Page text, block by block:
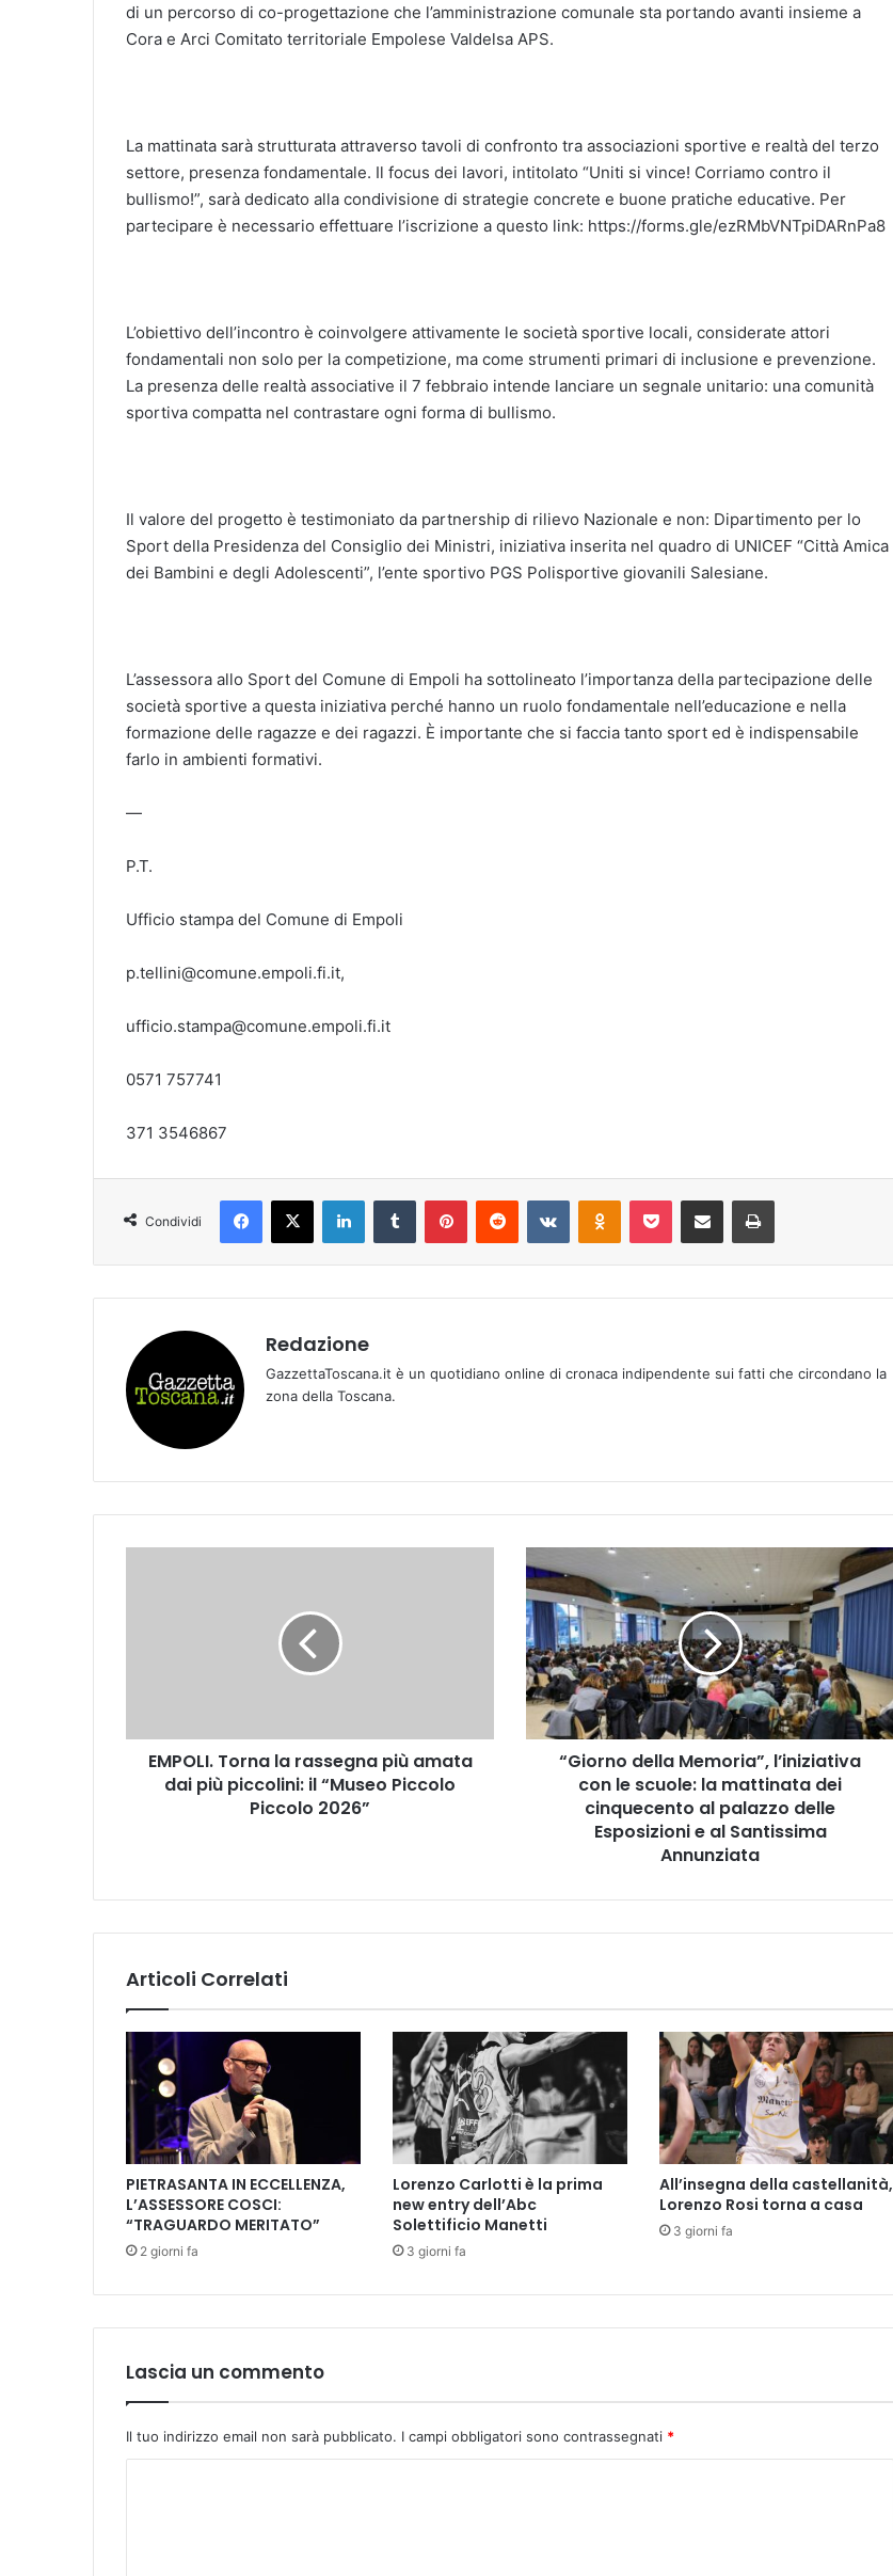
di un percorso di co-progettazione che l’amministrazione comunale sta portando avanti insieme a
Cora e Arci Comitato territoriale Empolese Valdelsa APS.
La mattinata sarà strutturata attraverso tavoli di confronto tra associazioni sportive e realtà del terzo
settore, presenza fondamentale. Il focus dei lavori, intitolato “Uniti si vince! Corriamo contro il
bullismo!”, sarà dedicato alla condivisione di strategie concrete e buone pratiche educative. Per
partecipare è necessario effettuare l’iscrizione a questo link: https://forms.gle/ezRMbVNTpiDARnPa8
L’obiettivo dell’incontro è coinvolgere attivamente le società sportive locali, considerate attori
fondamentali non solo per la competizione, ma come strumenti primari di inclusione e prevenzione.
La presenza delle realtà associative il 7 febbraio intende lanciare un segnale unitario: una comunità
sportiva compatta nel contrastare ogni forma di bullismo.
Il valore del progetto è testimoniato da partnership di rilievo Nazionale e non: Dipartimento per lo
Sport della Presidenza del Consiglio dei Ministri, iniziativa inserita nel quadro di UNICEF “Città Amica
dei Bambini e degli Adolescenti”, l’ente sportivo PGS Polisportive giovanili Salesiane.
L’assessora allo Sport del Comune di Empoli ha sottolineato l’importanza della partecipazione delle
società sportive a questa iniziativa perché hanno un ruolo fondamentale nell’educazione e nella
formazione delle ragazze e dei ragazzi. È importante che si faccia tanto sport ed è indispensabile
farlo in ambienti formativi.
—
P.T.
Ufficio stampa del Comune di Empoli
p.tellini@comune.empoli.fi.it,
ufficio.stampa@comune.empoli.fi.it
0571 757741
371 3546867
Condividi
Redazione
GazzettaToscana.it è un quotidiano online di cronaca indipendente sui fatti che circondano la
zona della Toscana.
o
s
g
n
a
p
a
m
a
t
a
a
p
p
c
c
EMPOLI. Torna la rassegna più amata
dai più piccolini: il “Museo Piccolo
Piccolo 2026”
G
i
o
r
n
o
e
i
,
l
’
n
i
z
i
a
t
i
c
c
“Giorno della Memoria”, l’iniziativa
con le scuole: la mattinata dei
cinquecento al palazzo delle
Esposizioni e al Santissima
Annunziata
Articoli Correlati
PIETRASANTA IN ECCELLENZA,
L’ASSESSORE COSCI:
“TRAGUARDO MERITATO”
2 giorni fa
Lorenzo Carlotti è la prima
new entry dell’Abc
Solettificio Manetti
3 giorni fa
All’insegna della castellanità,
Lorenzo Rosi torna a casa
3 giorni fa
Lascia un commento
Il tuo indirizzo email non sarà pubblicato. I campi obbligatori sono contrassegnati *